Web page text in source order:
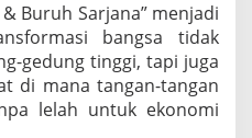
Buruh Sarjana” menjadi
bangsa tidak
gedung tinggi, tapi juga
di mana tangan-tangan
lelah untuk ekonomi